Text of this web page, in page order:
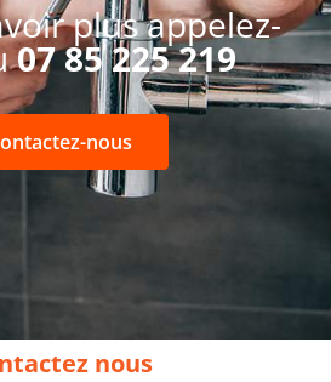
plus appelez-
07 85 225 219
nous
nous